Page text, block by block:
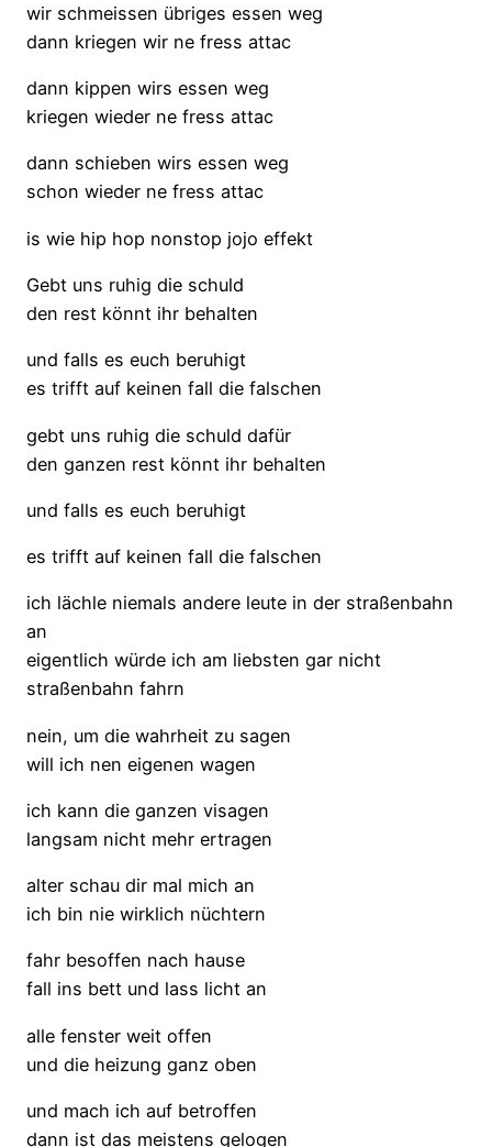
wir schmeissen übriges essen weg
dann kriegen wir ne fress attac
dann kippen wirs essen weg
kriegen wieder ne fress attac
dann schieben wirs essen weg
schon wieder ne fress attac
is wie hip hop nonstop jojo effekt
Gebt uns ruhig die schuld
den rest könnt ihr behalten
und falls es euch beruhigt
es trifft auf keinen fall die falschen
gebt uns ruhig die schuld dafür
den ganzen rest könnt ihr behalten
und falls es euch beruhigt
es trifft auf keinen fall die falschen
ich lächle niemals andere leute in der straßenbahn
an
eigentlich würde ich am liebsten gar nicht
straßenbahn fahrn
nein, um die wahrheit zu sagen
will ich nen eigenen wagen
ich kann die ganzen visagen
langsam nicht mehr ertragen
alter schau dir mal mich an
ich bin nie wirklich nüchtern
fahr besoffen nach hause
fall ins bett und lass licht an
alle fenster weit offen
und die heizung ganz oben
und mach ich auf betroffen
dann ist das meistens gelogen